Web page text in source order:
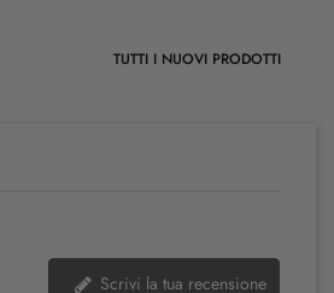
TUTTI I NUOVI PRODOTTI
Scrivi la tua recensione